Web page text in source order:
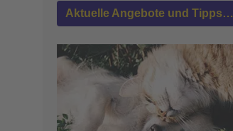
Aktuelle Angebote und Tipps…